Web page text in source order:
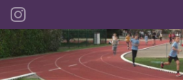
Search for: